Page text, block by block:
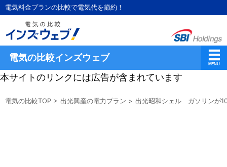
電気料金プランの比較で電気代を節約！
電気の比較インズウェブ
本サイトのリンクには広告が含まれています
電気の比較TOP > 出光興産の電力プラン > 出光昭和シェル ガソリンが